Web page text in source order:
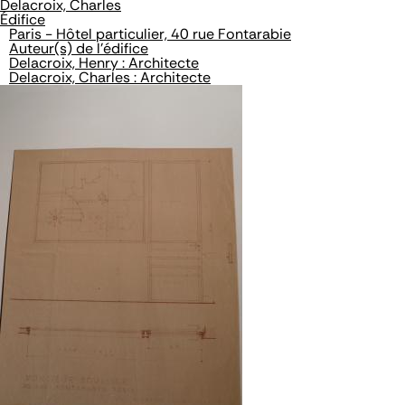
Delacroix, Charles
Édifice
Paris - Hôtel particulier, 40 rue Fontarabie
Auteur(s) de l'édifice
Delacroix, Henry : Architecte
Delacroix, Charles : Architecte